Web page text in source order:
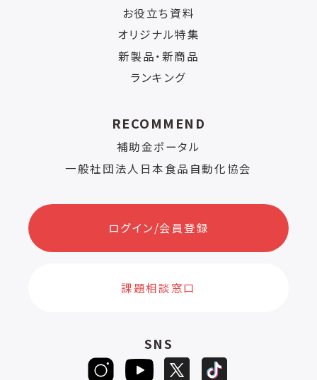
お役立ち資料
オリジナル特集
新製品・新商品
ランキング
RECOMMEND
補助金ポータル
一般社団法人日本食品自動化協会
ログイン/会員登録
課題相談窓口
SNS